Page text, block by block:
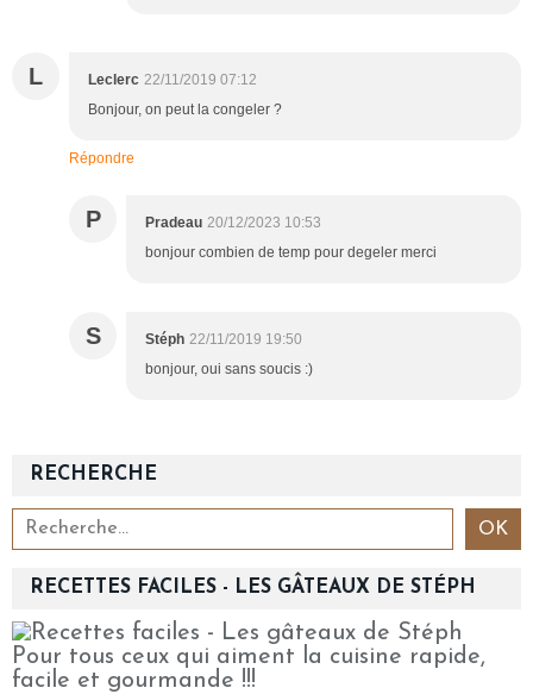
L Leclerc 22/11/2019 07:12
Bonjour, on peut la congeler ?
Répondre
P Pradeau 20/12/2023 10:53
bonjour combien de temp pour degeler merci
S Stéph 22/11/2019 19:50
bonjour, oui sans soucis :)
RECHERCHE
RECETTES FACILES - LES GÂTEAUX DE STÉPH
Pour tous ceux qui aiment la cuisine rapide,
facile et gourmande !!!